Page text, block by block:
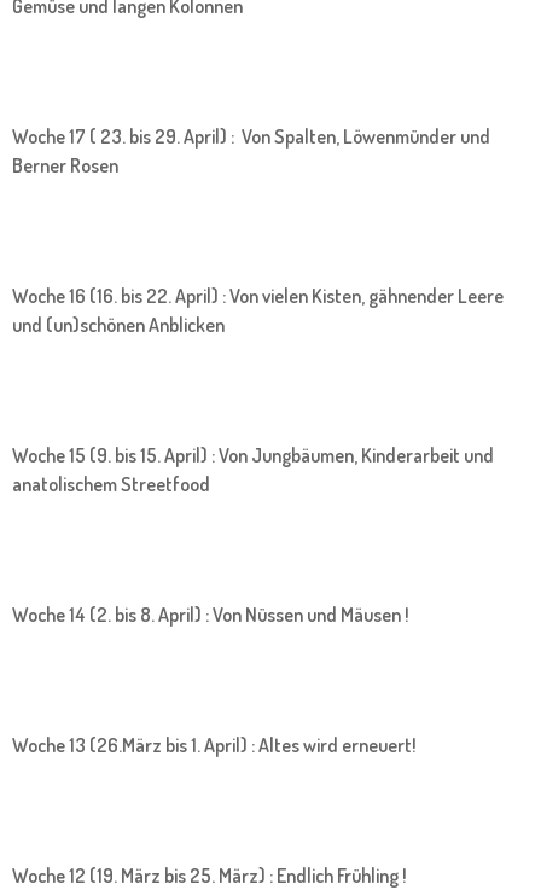
Gemüse und langen Kolonnen
Woche 17 ( 23. bis 29. April) : Von Spalten, Löwenmünder und
Berner Rosen
Woche 16 (16. bis 22. April) : Von vielen Kisten, gähnender Leere
und (un)schönen Anblicken
Woche 15 (9. bis 15. April) : Von Jungbäumen, Kinderarbeit und
anatolischem Streetfood
Woche 14 (2. bis 8. April) : Von Nüssen und Mäusen !
Woche 13 (26.März bis 1. April) : Altes wird erneuert!
Woche 12 (19. März bis 25. März) : Endlich Frühling !